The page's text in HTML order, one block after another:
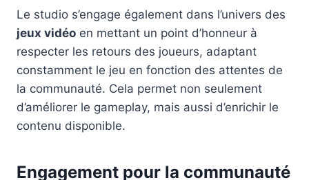
Le studio s’engage également dans l’univers des
jeux vidéo en mettant un point d’honneur à
respecter les retours des joueurs, adaptant
constamment le jeu en fonction des attentes de
la communauté. Cela permet non seulement
d’améliorer le gameplay, mais aussi d’enrichir le
contenu disponible.
Engagement pour la communauté